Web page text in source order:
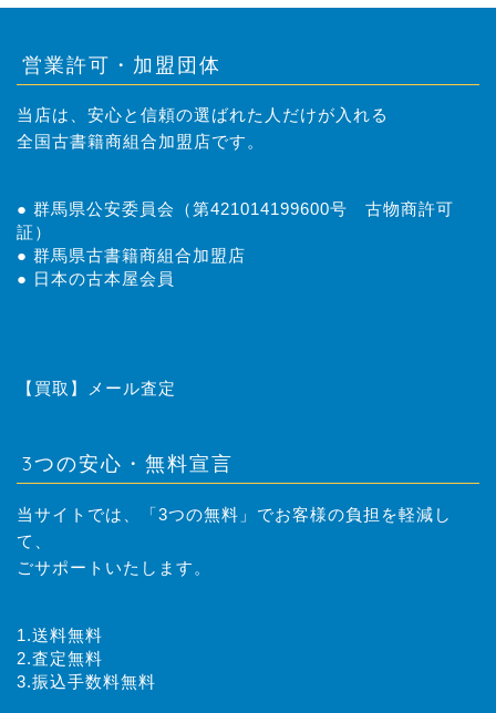
営業許可・加盟団体
当店は、安心と信頼の選ばれた人だけが入れる
全国古書籍商組合加盟店です。
● 群馬県公安委員会（第421014199600号 古物商許可
証）
● 群馬県古書籍商組合加盟店
● 日本の古本屋会員
【買取】メール査定
3つの安心・無料宣言
当サイトでは、「3つの無料」でお客様の負担を軽減し
て、
ごサポートいたします。
1.送料無料
2.査定無料
3.振込手数料無料
取のご案内